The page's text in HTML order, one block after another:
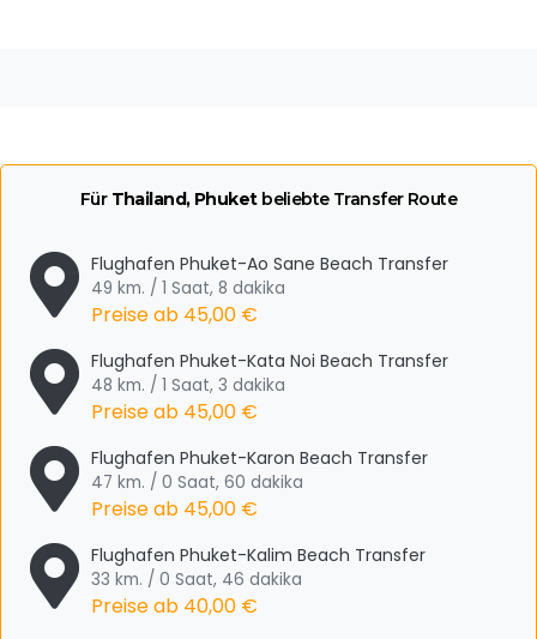
Für Thailand, Phuketbeliebte Transfer Route
Flughafen Phuket-Ao Sane Beach Transfer
49 km. / 1 Saat, 8 dakika
Preise ab 45,00 €
Flughafen Phuket-Kata Noi Beach Transfer
48 km. / 1 Saat, 3 dakika
Preise ab 45,00 €
Flughafen Phuket-Karon Beach Transfer
47 km. / 0 Saat, 60 dakika
Preise ab 45,00 €
Flughafen Phuket-Kalim Beach Transfer
33 km. / 0 Saat, 46 dakika
Preise ab 40,00 €